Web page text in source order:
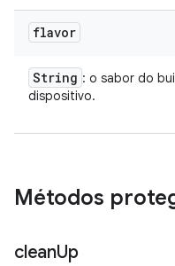
flavor
String : o sabor do
dispositivo.
Métodos
cleanUp